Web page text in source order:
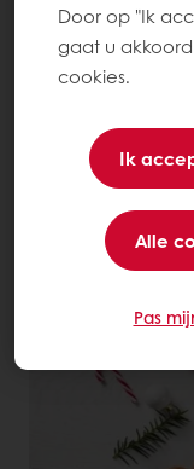
Christmas
Lees meer
Door op "Ik
gaat u
cookies.
Ik
Alle
Pas